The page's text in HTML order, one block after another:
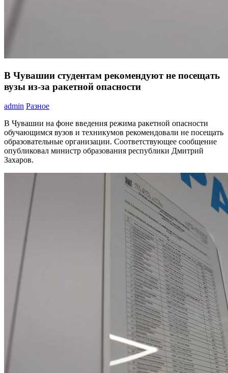
В Чувашии студентам рекомендуют не посещать
вузы из-за ракетной опасности
admin Разное
В Чувашии на фоне введения режима ракетной опасности
обучающимся вузов и техникумов рекомендовали не посещать
образовательные организации. Соответствующее сообщение
опубликовал министр образования республики Дмитрий
Захаров.